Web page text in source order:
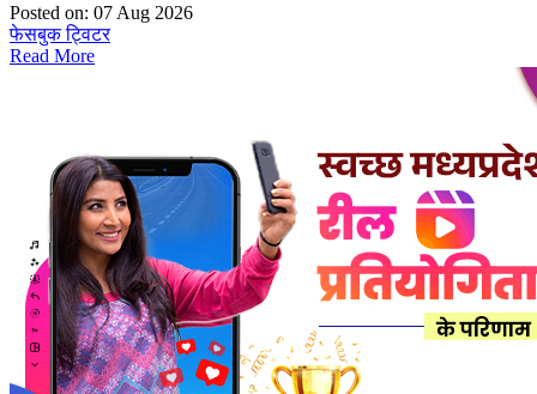
Posted on: 07 Aug 2026
फेसबुकट्विटर
Read More